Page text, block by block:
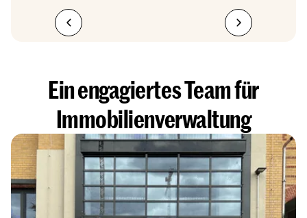
Ein engagiertes Team für
Immobilienverwaltung